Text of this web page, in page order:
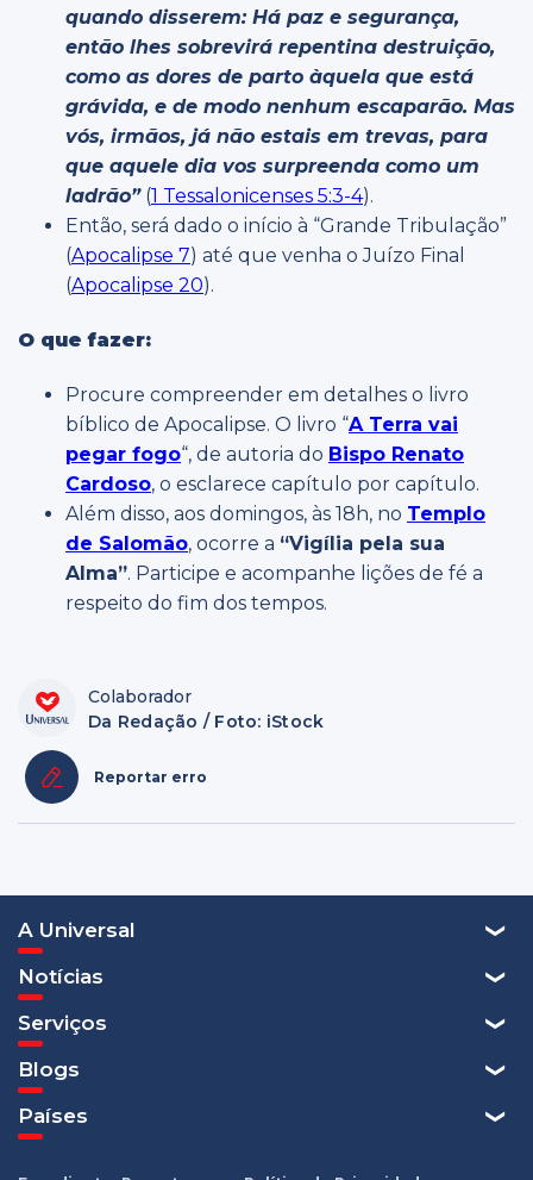
quando disserem: Há paz e segurança,
então lhes sobrevirá repentina destruição,
como as dores de parto àquela que está
grávida, e de modo nenhum escaparão. Mas
vós, irmãos, já não estais em trevas, para
que aquele dia vos surpreenda como um
ladrão”(1 Tessalonicenses 5:3-4).
Então, será dado o início à “Grande Tribulação”
(Apocalipse 7) até que venha o Juízo Final
(Apocalipse 20).
O que fazer:
Procure compreender em detalhes o livro
bíblico de Apocalipse. O livro “A Terra vai
pegar fogo“, de autoria do Bispo Renato
Cardoso, o esclarece capítulo por capítulo.
Além disso, aos domingos, às 18h, no Templo
de Salomão, ocorre a “Vigília pela sua
Alma”. Participe e acompanhe lições de fé a
respeito do fim dos tempos.
Colaborador
Da Redação / Foto: iStock
Reportar erro
A Universal
Notícias
Serviços
Blogs
Países